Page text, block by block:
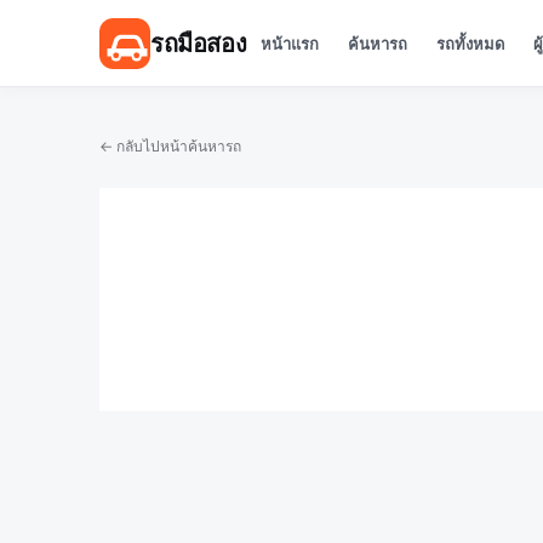
รถมือสอง หน้าแรก ค้นหารถ รถทั้งหมด
← กลับไปหน้าค้นหารถ